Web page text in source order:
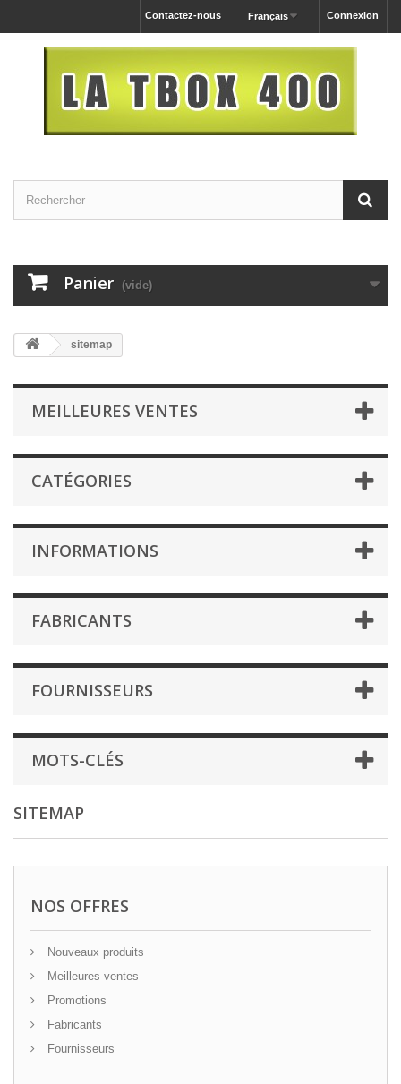
Connexion
Français
Contactez-nous
Panier (vide)
sitemap
MEILLEURES VENTES
CATÉGORIES
INFORMATIONS
FABRICANTS
FOURNISSEURS
MOTS-CLÉS
SITEMAP
NOS OFFRES
Nouveaux produits
Meilleures ventes
Promotions
Fabricants
Fournisseurs